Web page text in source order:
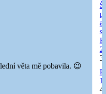
věta mě pobavila. 😉
a